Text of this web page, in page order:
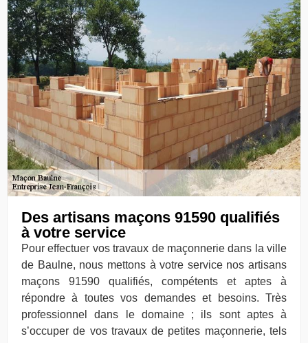
Des artisans maçons 91590 qualifiés
à votre service
Pour effectuer vos travaux de maçonnerie dans la ville
de Baulne, nous mettons à votre service nos artisans
maçons 91590 qualifiés, compétents et aptes à
répondre à toutes vos demandes et besoins. Très
professionnel dans le domaine ; ils sont aptes à
s’occuper de vos travaux de petites maçonnerie, tels